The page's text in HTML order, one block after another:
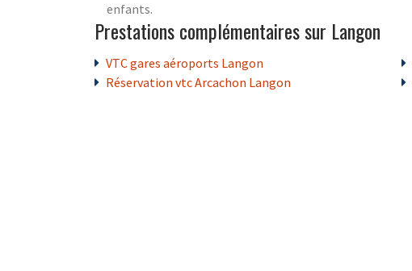
enfants.
Prestations complémentaires sur Langon
VTC gares aéroports Langon
Réservation vtc Arcachon Langon